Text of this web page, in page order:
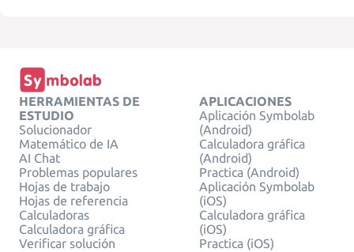
HERRAMIENTAS DE
ESTUDIO
Solucionador
Matemático de IA
AI Chat
Problemas populares
Hojas de trabajo
Hojas de referencia
Calculadoras
Calculadora gráfica
Verificar solución
APLICACIONES
Aplicación Symbolab
(Android)
Calculadora gráfica
(Android)
Practica (Android)
Aplicación Symbolab
(iOS)
Calculadora gráfica
(iOS)
Practica (iOS)